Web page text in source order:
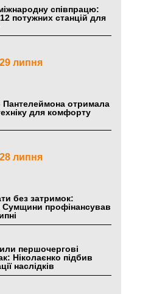
співпрацю:
потужних станцій для
29 липня
Пантелеймона отримала
для комфорту
28 липня
без затримок:
Сумщини профінансував
першочергові
Ніколаєнко підбив
наслідків